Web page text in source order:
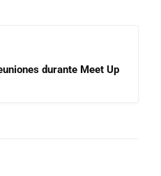
durante Meet Up